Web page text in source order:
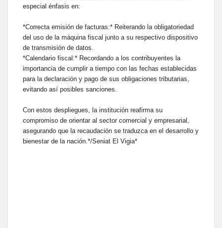
especial énfasis en:
*​Correcta emisión de facturas:* Reiterando la obligatoriedad
del uso de la máquina fiscal junto a su respectivo dispositivo
de transmisión de datos.
*​Calendario fiscal:* Recordando a los contribuyentes la
importancia de cumplir a tiempo con las fechas establecidas
para la declaración y pago de sus obligaciones tributarias,
evitando así posibles sanciones.
​Con estos despliegues, la institución reafirma su
compromiso de orientar al sector comercial y empresarial,
asegurando que la recaudación se traduzca en el desarrollo y
bienestar de la nación.*/Seniat El Vigia*